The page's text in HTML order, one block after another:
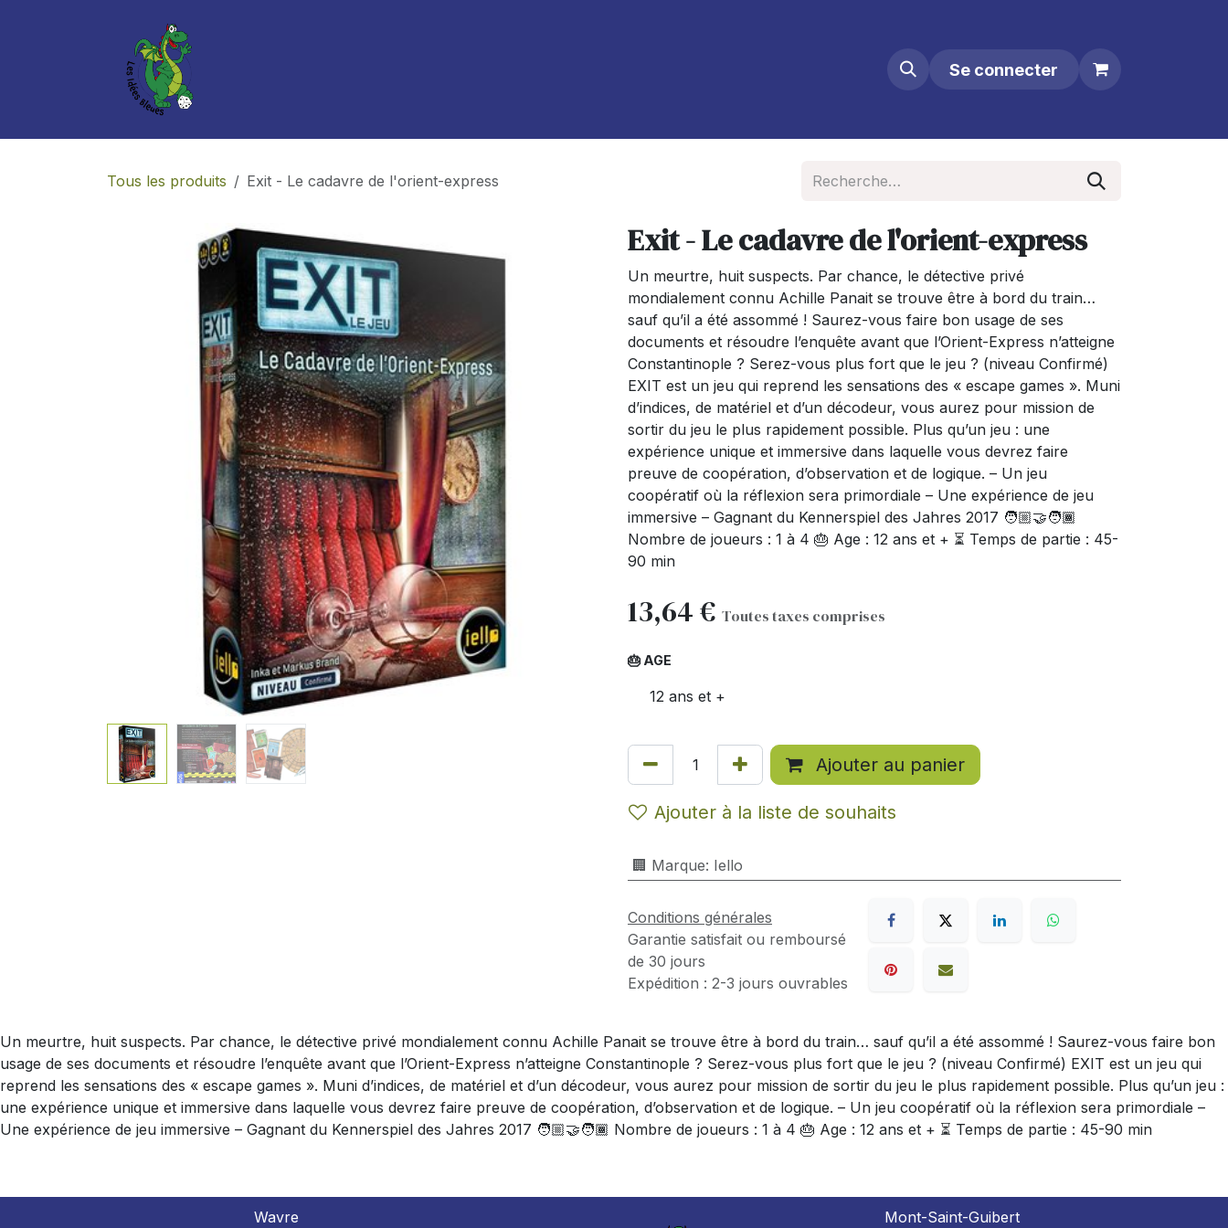
Se connecter
Tous les produits Exit - Le cadavre de l'orient-express
Exit - Le cadavre de l'orient-express
Un meurtre, huit suspects. Par chance, le détective privé
mondialement connu Achille Panait se trouve être à bord du train…
sauf qu’il a été assommé ! Saurez-vous faire bon usage de ses
documents et résoudre l’enquête avant que l’Orient-Express n’atteigne
Constantinople ? Serez-vous plus fort que le jeu ? (niveau Confirmé)
EXIT est un jeu qui reprend les sensations des « escape games ». Muni
d’indices, de matériel et d’un décodeur, vous aurez pour mission de
sortir du jeu le plus rapidement possible. Plus qu’un jeu : une
expérience unique et immersive dans laquelle vous devrez faire
preuve de coopération, d’observation et de logique. – Un jeu
coopératif où la réflexion sera primordiale – Une expérience de jeu
immersive – Gagnant du Kennerspiel des Jahres 2017 🧑🏼‍🤝‍🧑🏾
Nombre de joueurs : 1 à 4 🎂 Age : 12 ans et + ⏳ Temps de partie : 45-
90 min
13,64€ Toutes taxes comprises
🎂 AGE
12 ans et +
Ajouter au panier
Ajouter à la liste de souhaits
🏢 Marque: Iello
Conditions générales
Garantie satisfait ou remboursé
de 30 jours
Expédition : 2-3 jours ouvrables
Un meurtre, huit suspects. Par chance, le détective privé mondialement connu Achille Panait se trouve être à bord du train… sauf qu’il a été assommé ! Saurez-vous faire bon
usage de ses documents et résoudre l’enquête avant que l’Orient-Express n’atteigne Constantinople ? Serez-vous plus fort que le jeu ? (niveau Confirmé) EXIT est un jeu qui
reprend les sensations des « escape games ». Muni d’indices, de matériel et d’un décodeur, vous aurez pour mission de sortir du jeu le plus rapidement possible. Plus qu’un jeu :
une expérience unique et immersive dans laquelle vous devrez faire preuve de coopération, d’observation et de logique. – Un jeu coopératif où la réflexion sera primordiale –
Une expérience de jeu immersive – Gagnant du Kennerspiel des Jahres 2017 🧑🏼‍🤝‍🧑🏾 Nombre de joueurs : 1 à 4 🎂 Age : 12 ans et + ⏳ Temps de partie : 45-90 min
Wavre Mont-Saint-Guibert